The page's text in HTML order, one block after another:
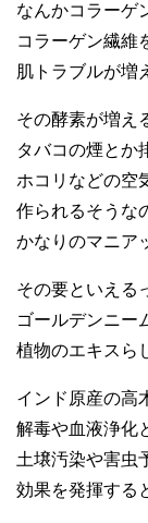
なんかコラーゲ
コラーゲン繊維
肌トラブルが増
その酵素が増え
タバコの煙とか
ホコリなどの空
作られるそうな
かなりのマニア
その要といえる
ゴールデンニー
植物のエキスら
インド原産の高
解毒や血液浄化
土壌汚染や害虫
効果を発揮する